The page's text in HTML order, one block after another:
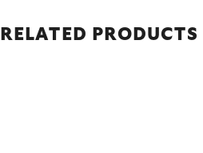
RELATED PRODUCTS